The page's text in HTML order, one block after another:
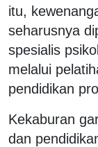
itu,
seharusnya
spesialis
melalui
pendidikan
Kekaburan
dan